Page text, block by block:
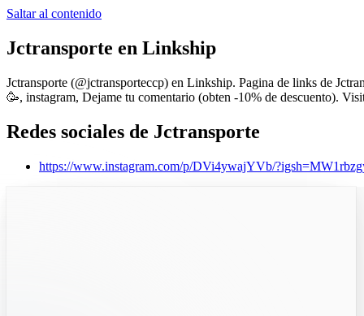
Saltar al contenido
Jctransporte en Linkship
Jctransporte (@jctransporteccp) en Linkship. Pagina de links de
🥳, instagram, Dejame tu comentario (obten -10% de descuento).
Redes sociales de Jctransporte
https://www.instagram.com/p/DVi4ywajYVb/